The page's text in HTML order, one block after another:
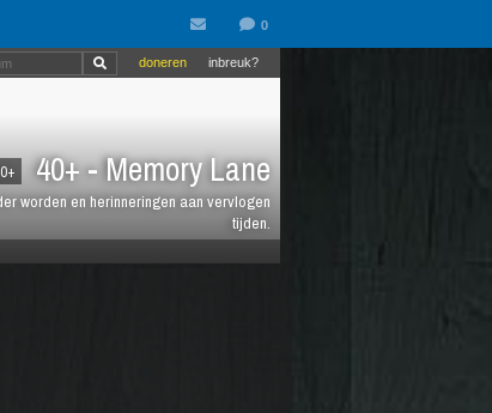
40+ - Memory Lane
worden en herinneringen aan vervlogen
tijden.
inbreuk?
doneren